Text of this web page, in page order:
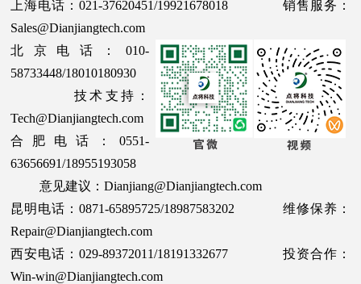
上海电话：021-37620451/19921678018 销售服务：
Sales@Dianjiangtech.com
北京电话：010-
58733448/18010180930
技术支持：
Tech@Dianjiangtech.com
合肥电话：0551-
63656691/18955193058
意见建议：Dianjiang@Dianjiangtech.com
昆明电话：0871-65895725/18987583202 维修保养：
Repair@Dianjiangtech.com
西安电话：029-89372011/18191332677 投资合作：
Win-win@Dianjiangtech.com